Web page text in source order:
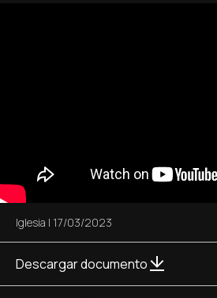
Iglesia | 17/03/2023
Descargar documento